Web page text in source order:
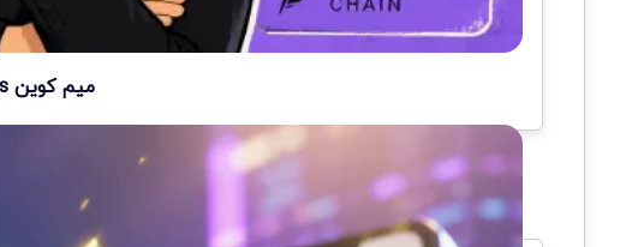
میم کوین Kekius Maximus دوباره با توییت ایلان ماسک خبرساز شد!